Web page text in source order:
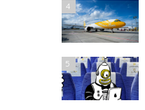
4
5